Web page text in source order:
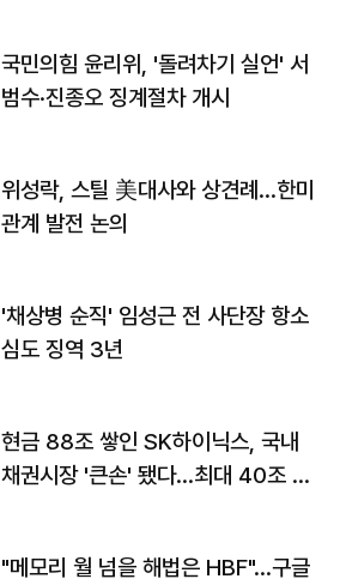
국민의힘 윤리위, '돌려차기 실언' 서
범수·진종오 징계절차 개시
위성락, 스틸 美대사와 상견례…한미
관계 발전 논의
'채상병 순직' 임성근 전 사단장 항소
심도 징역 3년
현금 88조 쌓인 SK하이닉스, 국내
채권시장 '큰손' 됐다…최대 40조 투
"메모리 월 넘을 해법은 HBF"…구글